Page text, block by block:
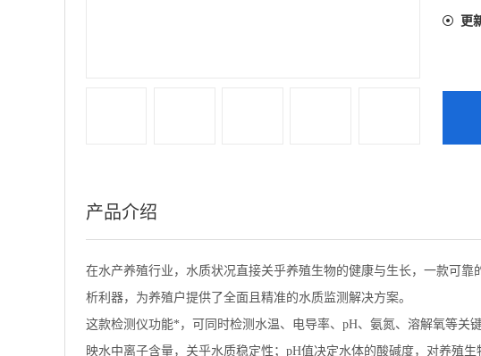
更
产品介绍
在水产养殖行业，水质状况直接关乎养殖生物的健康与生长，一款可靠
析利器，为养殖户提供了全面且精准的水质监测解决方案。
这款检测仪功能*，可同时检测水温、电导率、pH、氨氮、溶解氧等关
映水中离子含量，关乎水质稳定性；pH值决定水体的酸碱度，对养殖